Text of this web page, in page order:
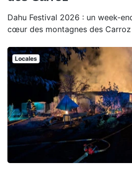
Dahu Festival 2026 : un week-
cœur des montagnes des Carroz
Locales